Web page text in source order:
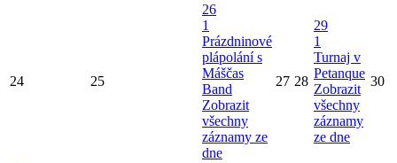
24 25
26
1
Prázdninové
plápolání s
Máščas
Band
Zobrazit
všechny
záznamy ze
dne
27 28
29
1
Turnaj v
Petanque
Zobrazit
všechny
záznamy
ze dne
30